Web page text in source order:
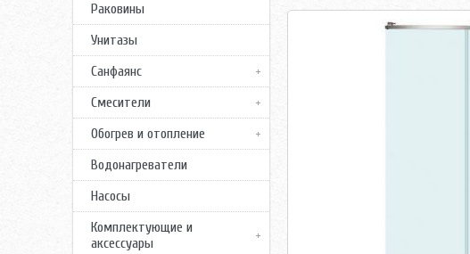
Раковины
Унитазы
Санфаянс
Смесители
Обогрев и отопление
Водонагреватели
Насосы
Комплектующие и
аксессуары